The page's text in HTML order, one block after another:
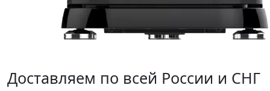
Доставляем по всей России и СНГ